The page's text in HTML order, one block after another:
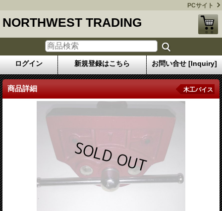
PCサイト
NORTHWEST TRADING
ログイン 新規登録はこちら お問い合せ [Inquiry]
商品詳細 木工バイス